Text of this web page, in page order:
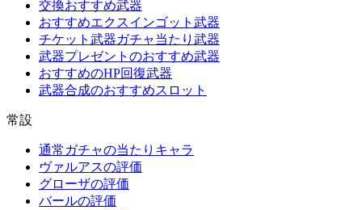
交換おすすめ武器
おすすめエクスインゴット武器
チケット武器ガチャ当たり武器
武器プレゼントのおすすめ武器
おすすめのHP回復武器
武器合成のおすすめスロット
常設
通常ガチャの当たりキャラ
ヴァルアスの評価
グローザの評価
バールの評価